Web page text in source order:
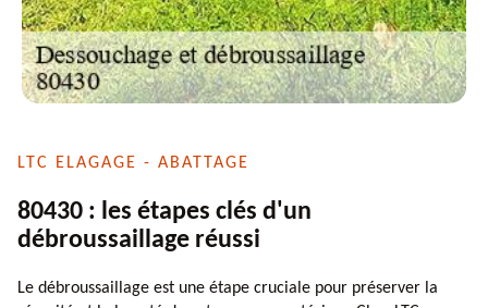
LTC ELAGAGE - ABATTAGE
80430 : les étapes clés d'un
débroussaillage réussi
Le débroussaillage est une étape cruciale pour préserver la